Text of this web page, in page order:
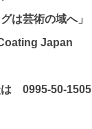
は芸術の域へ」
Japan
は 0995-50-1505